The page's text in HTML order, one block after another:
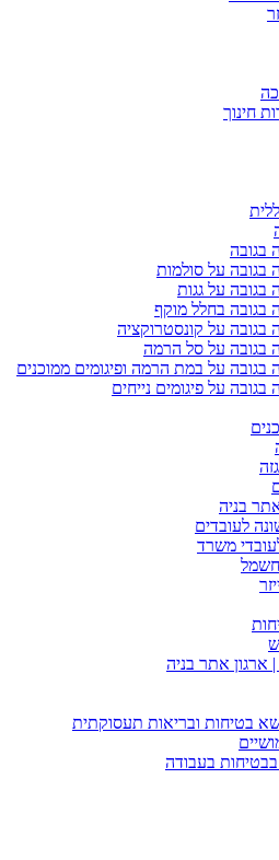
חינוך
בגובה
בגובה על סולמות
בגובה על גגות
בגובה בחלל מוקף
בגובה על קונסטרוקציה
בגובה על סל הרמה
בגובה על במת הרמה ופיגומים ממוכנים
בגובה על פיגומים נייחים
בניה
לעובדים
משרד
ארגון אתר בניה
בטיחות ובריאות תעסוקתית
בעבודה